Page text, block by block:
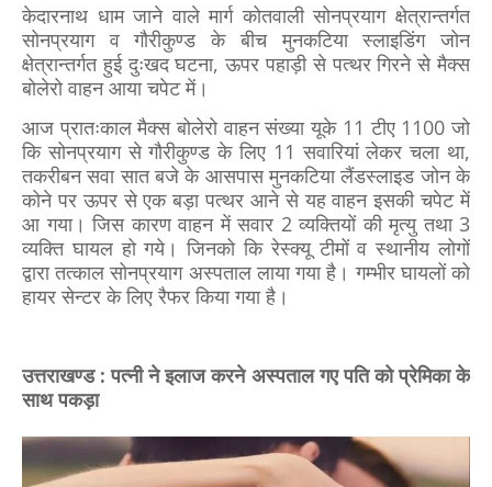
केदारनाथ धाम जाने वाले मार्ग कोतवाली सोनप्रयाग क्षेत्रान्तर्गत
सोनप्रयाग व गौरीकुण्ड के बीच मुनकटिया स्लाइडिंग जोन
क्षेत्रान्तर्गत हुई दुःखद घटना, ऊपर पहाड़ी से पत्थर गिरने से मैक्स
बोलेरो वाहन आया चपेट में।
आज प्रातःकाल मैक्स बोलेरो वाहन संख्या यूके 11 टीए 1100 जो
कि सोनप्रयाग से गौरीकुण्ड के लिए 11 सवारियां लेकर चला था,
तकरीबन सवा सात बजे के आसपास मुनकटिया लैंडस्लाइड जोन के
कोने पर ऊपर से एक बड़ा पत्थर आने से यह वाहन इसकी चपेट में
आ गया। जिस कारण वाहन में सवार 2 व्यक्तियों की मृत्यु तथा 3
व्यक्ति घायल हो गये। जिनको कि रेस्क्यू टीमों व स्थानीय लोगों
द्वारा तत्काल सोनप्रयाग अस्पताल लाया गया है। गम्भीर घायलों को
हायर सेन्टर के लिए रैफर किया गया है।
उत्तराखण्ड : पत्नी ने इलाज करने अस्पताल गए पति को प्रेमिका के
साथ पकड़ा